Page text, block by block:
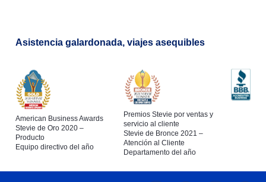
Asistencia galardonada, viajes asequibles
American Business Awards
Stevie de Oro 2020 –
Producto
Equipo directivo del año
Premios Stevie por ventas y
servicio al cliente
Stevie de Bronce 2021 –
Atención al Cliente
Departamento del año